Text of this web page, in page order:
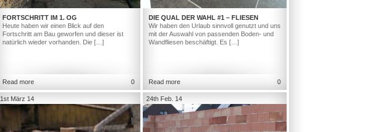
FORTSCHRITT IM 1. OG
Heute haben wir einen Blick auf den
Fortschritt am Bau geworfen und dieser ist
natürlich wieder vorhanden. Die […]
Read more 0
DIE QUAL DER WAHL #1 – FLIESEN
Wir haben den Urlaub sinnvoll genutzt und uns
mit der Auswahl von passenden Boden- und
Wandfliesen beschäftigt. Es […]
Read more 0
1st März 14 24th Feb. 14